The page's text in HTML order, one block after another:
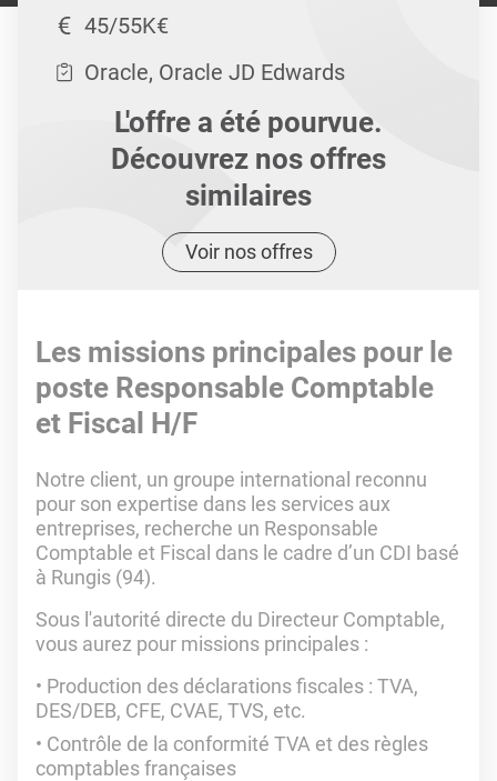
45/55K€
Oracle, Oracle JD Edwards
L'offre a été pourvue.
Découvrez nos offres
similaires
Voir nos offres
Les missions principales pour le
poste Responsable Comptable
et Fiscal H/F
Notre client, un groupe international reconnu
pour son expertise dans les services aux
entreprises, recherche un Responsable
Comptable et Fiscal dans le cadre d’un CDI basé
à Rungis (94).
Sous l'autorité directe du Directeur Comptable,
vous aurez pour missions principales :
Production des déclarations fiscales : TVA,
DES/DEB, CFE, CVAE, TVS, etc.
Contrôle de la conformité TVA et des règles
comptables françaises